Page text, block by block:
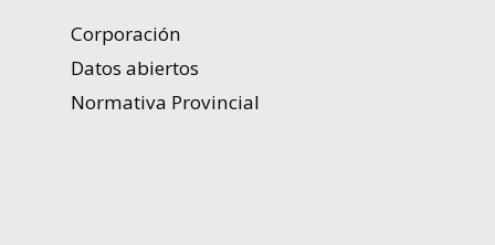
Corporación
Datos abiertos
Normativa Provincial